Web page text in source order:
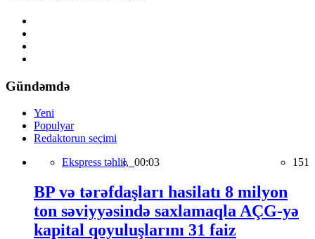
Gündəmdə
Yeni
Populyar
Redaktorun seçimi
Ekspress təhlil, 00:03 151
BP və tərəfdaşları hasilatı 8 milyon
ton səviyyəsində saxlamaqla AÇG-yə
kapital qoyuluşlarını 31 faiz